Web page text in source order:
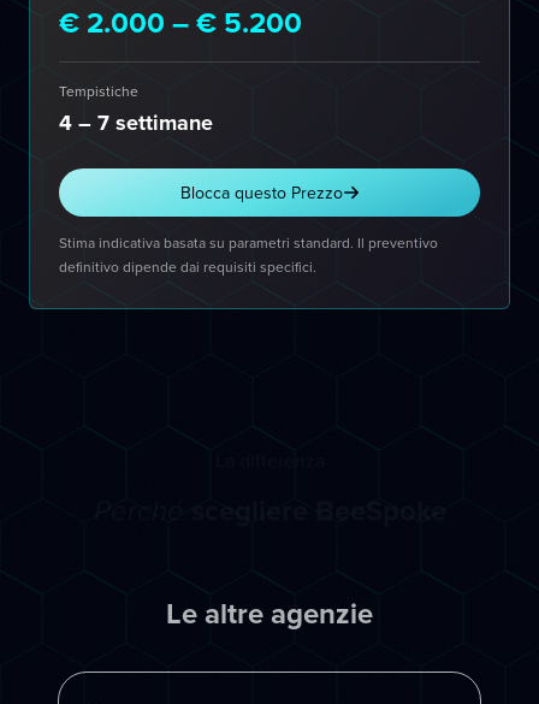
€ 2.000 – € 5.200
Tempistiche
4 – 7 settimane
Blocca questo Prezzo
Stima indicativa basata su parametri standard. Il preventivo
definitivo dipende dai requisiti specifici.
La differenza
Le altre agenzie